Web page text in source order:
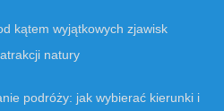
kątem wyjątkowych zjawisk
natury
podróży: jak wybierać kierunki i